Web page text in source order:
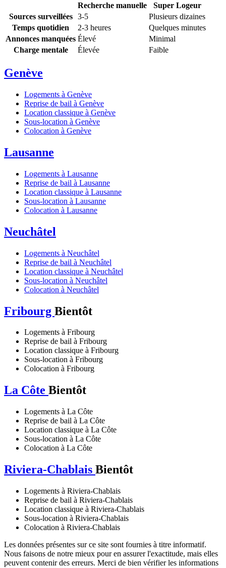
Recherche manuelle
Super Logeur
Sources surveillées
3-5
Plusieurs dizaines
Temps quotidien
2-3 heures
Quelques minutes
Annonces manquées Élevé
Minimal
Charge mentale
Élevée Faible
Genève
Logements à Genève
Reprise de bail à Genève
Location classique à Genève
Sous-location à Genève
Colocation à Genève
Lausanne
Logements à Lausanne
Reprise de bail à Lausanne
Location classique à Lausanne
Sous-location à Lausanne
Colocation à Lausanne
Neuchâtel
Logements à Neuchâtel
Reprise de bail à Neuchâtel
Location classique à Neuchâtel
Sous-location à Neuchâtel
Colocation à Neuchâtel
Fribourg Bientôt
Logements à Fribourg
Reprise de bail à Fribourg
Location classique à Fribourg
Sous-location à Fribourg
Colocation à Fribourg
La Côte Bientôt
Logements à La Côte
Reprise de bail à La Côte
Location classique à La Côte
Sous-location à La Côte
Colocation à La Côte
Riviera-Chablais Bientôt
Logements à Riviera-Chablais
Reprise de bail à Riviera-Chablais
Location classique à Riviera-Chablais
Sous-location à Riviera-Chablais
Colocation à Riviera-Chablais
Les données présentes sur ce site sont fournies à titre informatif.
Nous faisons de notre mieux pour en assurer l'exactitude, mais elles
peuvent contenir des erreurs. Merci de bien vérifier les informations